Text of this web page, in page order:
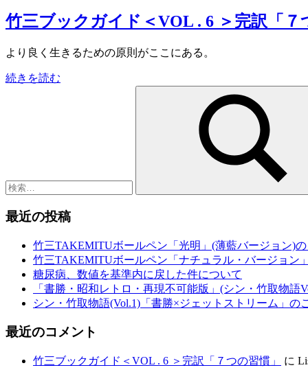
竹三ブックガイド＜VOL . 6 ＞完訳「７
より良く生きるための原則がここにある。
続きを読む
検
最近の投稿
竹三TAKEMITUボールペン「光明」(薄藍バージョン)
竹三TAKEMITUボールペン「ナチュラル・バージョン
糖尿病、数値を基準内に戻した件について
「書勝・昭和レトロ・再現不可能版」(シン・竹取物語
シン・竹取物語(Vol.1)「書勝×ジェットストリーム」の
最近のコメント
竹三ブックガイド＜VOL . 6 ＞完訳「７つの習慣」 に